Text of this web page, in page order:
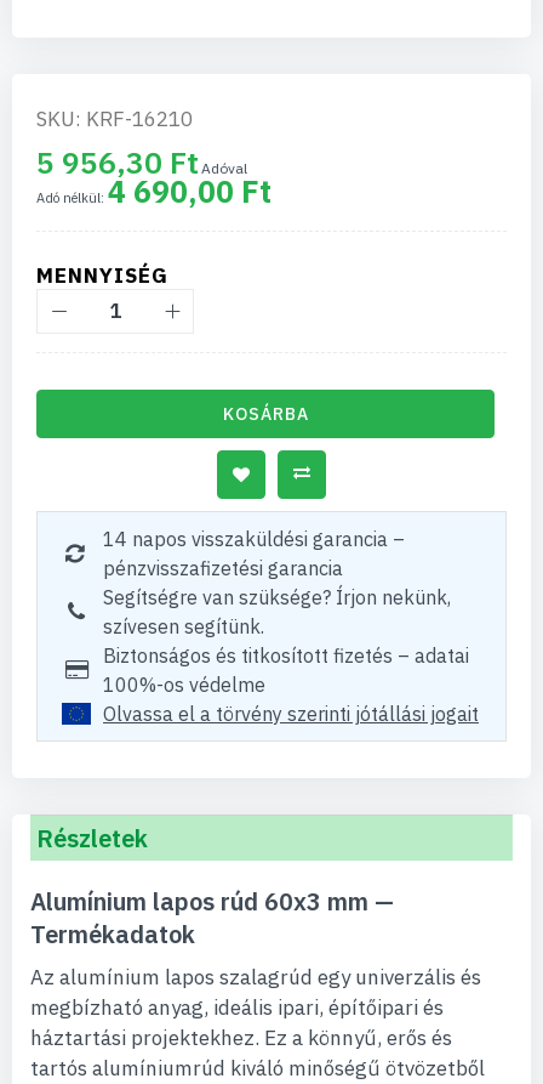
SKU: KRF-16210
5 956,30 Ft
4 690,00 Ft
MENNYISÉG
KOSÁRBA
14 napos visszaküldési garancia –
pénzvisszafizetési garancia
Segítségre van szüksége? Írjon nekünk,
szívesen segítünk.
Biztonságos és titkosított fizetés – adatai
100%-os védelme
Olvassa el a törvény szerinti jótállási jogait
Részletek
Alumínium lapos rúd 60x3 mm —
Termékadatok
Az alumínium lapos szalagrúd egy univerzális és
megbízható anyag, ideális ipari, építőipari és
háztartási projektekhez. Ez a könnyű, erős és
tartós alumíniumrúd kiváló minőségű ötvözetből